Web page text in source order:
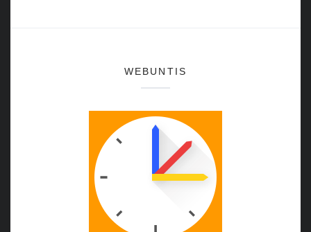
WEBUNTIS